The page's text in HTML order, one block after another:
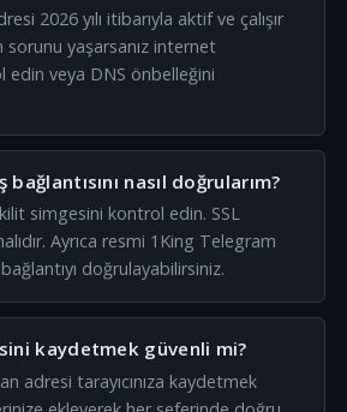
2026 yılı itibarıyla aktif ve çalışır
sorunu yaşarsanız internet
edin veya DNS önbelleğini
nasıl doğrularım?
simgesini kontrol edin. SSL
Ayrıca resmi 1King Telegram
doğrulayabilirsiniz.
kaydetmek güvenli mi?
adresi tarayıcınıza kaydetmek